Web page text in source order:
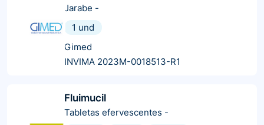
Jarabe -
1 und
Gimed
INVIMA 2023M-0018513-R1
Fluimucil
Tabletas efervescentes -